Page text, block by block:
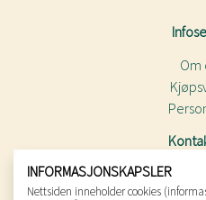
INFORMASJONSKAPSLER
Nettsiden inneholder cookies
Om
Nobels gate
E-post: